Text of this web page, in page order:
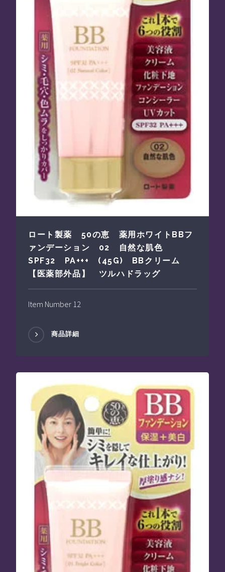
ロート製薬 50の恵 薬用ホワイトBBフ
ァンデーション 02 自然な肌色
SPF32 PA+++ (45G) BBクリーム
【医薬部外品】 ツルハドラッグ
Item Number 12
商品詳細